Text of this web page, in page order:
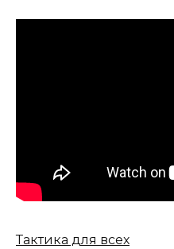
Тактика для всех